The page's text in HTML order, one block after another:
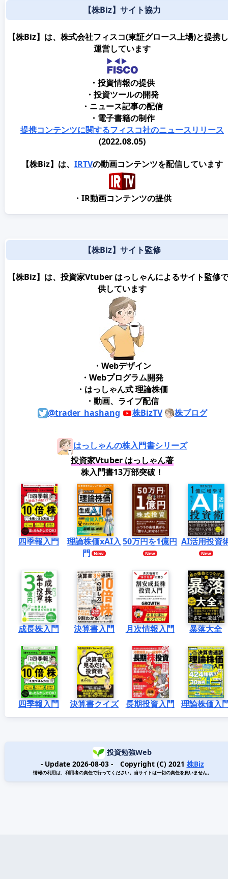
【株Biz】サイト協力
【株Biz】は、株式会社フィスコ(東証グロース上場)と提携
運営しています
・投資情報の提供
・投資ツールの開発
・ニュース記事の配信
・電子書籍の制作
提携コンテンツに関するフィスコ社のニュースリリース
(2022.08.05)
【株Biz】は、 IRTVの動画コンテンツを配信しています
・IR動画コンテンツの提供
【株Biz】サイト監修
【株Biz】は、投資家Vtuber はっしゃんによるサイト監修
供しています
・Webデザイン
・Webプログラム開発
・はっしゃん式 理論株価
・動画、ライブ配信
@trader_hashang
株BizTV 株ブログ
はっしゃんの株入門書シリーズ
投資家Vtuber はっしゃん著
株入門書13万部突破！
四季報入門
理論株価xAI入
門
50万円を1億円 AI活用投資
成長株入門 決算書入門 月次情報入門 暴落大全
四季報入門 決算書クイズ 長期投資入門 理論株価入
投資勉強Web
- Update 2026-08-03 - Copyright (C) 2021 株Biz
情報の利用は、利用者の責任で行ってください。当サイトは一切の責任を負いません。